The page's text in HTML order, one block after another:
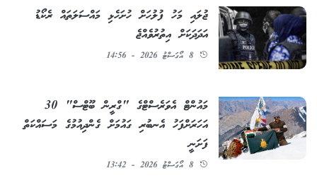
ޖުލައި މަހު ފުލުހަށް ހުށަހެޅި މައްސަލަތައް ރެކޯޑު
އަދަދަކަށް އިތުރުވެއްޖެ
8 އޯގަސްޓު 2026 - 14:56
މައުންޓް އެވަރެސްޓްގެ "ގްރީން ބޫޓްސް" 30
އަހަރަށްފަހު އެނބުރި ގައުމަށް ގެންދިއުމުގެ މަސައްކަތް
ފަށަނީ
8 އޯގަސްޓު 2026 - 13:42